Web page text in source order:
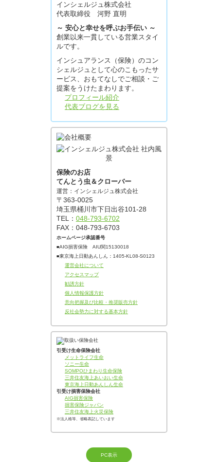
インシェルジュ株式会社
代表取締役 河野 直明
～ 安心と幸せを呼ぶお手伝い ～
創業以来一貫している営業スタイ
ルです。
インシュアランス（保険）のコン
シェルジュとして心のこもったサ
ービス、おもてなしでご相談・ご
提案をうけたまわります。
プロフィール紹介
代表ブログを見る
保険のお店
てんとう虫＆クローバー
運営：インシェルジュ株式会社
〒363-0025
埼玉県桶川市下日出谷101-28
TEL： 048-793-6702
FAX：048-793-6703
ホームページ承認番号
■AIG損害保険 AIU関15130018
■東京海上日動あんしん：1405‐KL08‐S0123
運営会社について
アクセスマップ
勧誘方針
個人情報保護方針
意向把握及び比較・推奨販売方針
反社会勢力に対する基本方針
引受け生命保険会社
メットライフ生命
ソニー生命
SOMPOひまわり生命保険
三井住友海上あいおい生命
東京海上日動あんしん生命
引受け損害保険会社
AIG損害保険
損害保険ジャパン
三井住友海上火災保険
※法人格等、省略表記しています
PC表示